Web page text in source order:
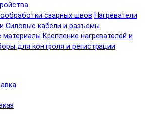
сварных швов Нагреватели
Силовые кабели и разъемы
материалы Крепление нагревателей и
для контроля и регистрации